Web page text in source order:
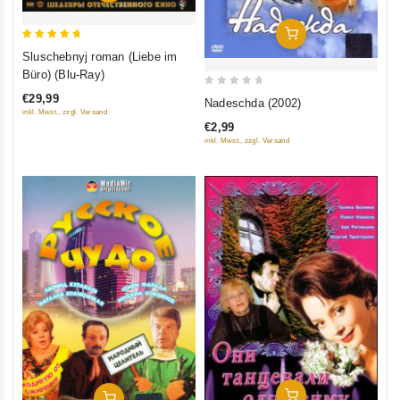
Sluschebnyj roman (Liebe im
Büro) (Blu-Ray)
€29,99
inkl. Mwst., zzgl. Versand
In Den Warenkorb
of
Nadeschda (2002)
€2,99
inkl. Mwst., zzgl. Versand
In Den Warenkorb In Den Warenkorb